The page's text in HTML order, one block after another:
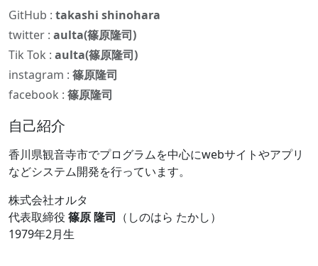
GitHub : takashi shinohara
twitter : aulta(篠原隆司)
Tik Tok : aulta(篠原隆司)
instagram : 篠原隆司
facebook : 篠原隆司
自己紹介
香川県観音寺市でプログラムを中心にwebサイトやアプリ
などシステム開発を行っています。
株式会社オルタ
代表取締役 篠原 隆司 （しのはら たかし）
1979年2月生